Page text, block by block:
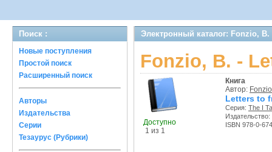
Поиск :
Новые поступления
Простой поиск
Расширенный поиск
Авторы
Издательства
Серии
Тезаурус (Рубрики)
Электронный каталог: Fonzio,
Fonzio, B. -
Доступно
1 из 1
Книга
Автор:
Letters to
Серия: The I
Издательство:
ISBN 978-0-